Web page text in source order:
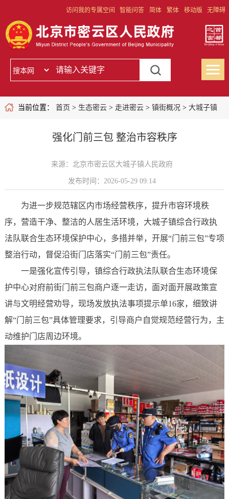
访问我的专属空间 智能问答 简体 繁体 移动版 无障碍
当前位置： 首页 > 生态密云> 走进密云> 镇街概况 > 大城子镇
强化门前三包 整治市容秩序
来源：北京市密云区大城子镇人民政府
发布时间：2026-05-29 09:14
为进一步规范辖区内市场经营秩序，提升市容环境秩
序，营造干净、整洁的人居生活环境，大城子镇综合行政执
法队联合生态环境保护中心，多措并举，开展“门前三包”专项
整治行动，督促沿街门店落实“门前三包”责任。
一是强化宣传引导，镇综合行政执法队联合生态环境保
护中心对府前街门前三包商户逐一走访，面对面开展政策宣
讲与文明经营劝导，现场发放执法事项提示单16家，细致讲
解“门前三包”具体管理要求，引导商户自觉规范经营行为，主
动维护门店周边环境。